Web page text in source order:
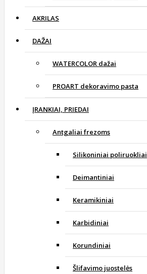
AKRILAS
DAŽAI
WATERCOLOR dažai
PROART dekoravimo pasta
ĮRANKIAI, PRIEDAI
Antgaliai frezoms
Silikoniniai poliruokliai
Deimantiniai
Keramikiniai
Karbidiniai
Korundiniai
Šlifavimo juostelės